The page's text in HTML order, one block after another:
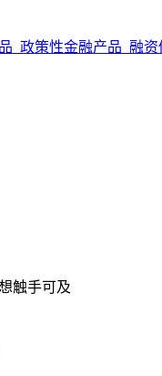
政策性金融产品 融资
触手可及